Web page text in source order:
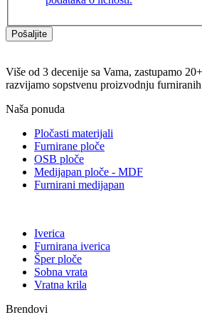
Pošaljite
Više od 3 decenije sa Vama, zastupamo
razvijamo sopstvenu proizvodnju
Naša ponuda
Pločasti materijali
Furnirane ploče
OSB ploče
Medijapan ploče - MDF
Furnirani medijapan
Iverica
Furnirana iverica
Šper ploče
Sobna vrata
Vratna krila
Brendovi